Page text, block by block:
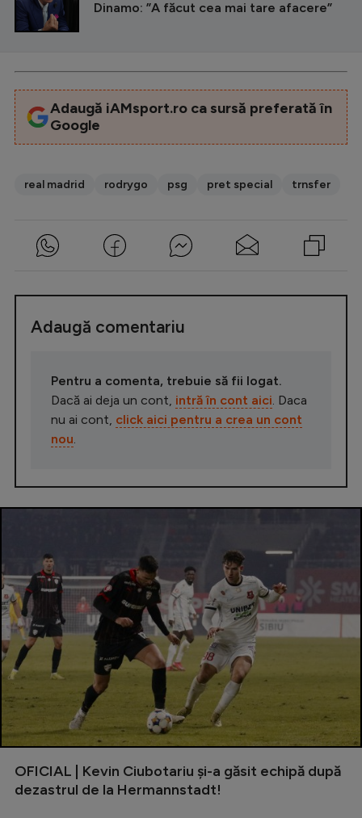
Dinamo: ”A făcut cea mai tare afacere”
Adaugă iAMsport.ro ca sursă preferată în
Google
real madrid rodrygo psg pret special trnsfer
Adaugă comentariu
Pentru a comenta, trebuie să fii logat.
Dacă ai deja un cont, intră în cont aici . Daca
nu ai cont, click aici pentru a crea un cont
nou
OFICIAL | Kevin Ciubotariu și-a găsit echipă după
dezastrul de la Hermannstadt!